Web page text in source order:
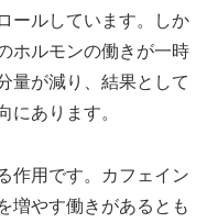
ールしています。しか
ホルモンの働きが一時
量が減り、結果として
にあります。
作用です。カフェイン
増やす働きがあるとも